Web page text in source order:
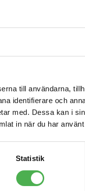
till användarna,
identifierare och
med. Dessa kan i
in när du har
Statistik
som handlade
USB Ultrafast 3.2
1x6.3mm Ma > 2xRCA
Ma 2m
119 kr
3.5mm-2xXLR